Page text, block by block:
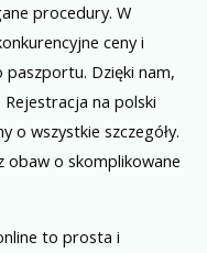
procedury. W
ceny i
paszportu. Dzięki nam,
na polski
o wszystkie szczegóły.
obaw o skomplikowane
to prosta i